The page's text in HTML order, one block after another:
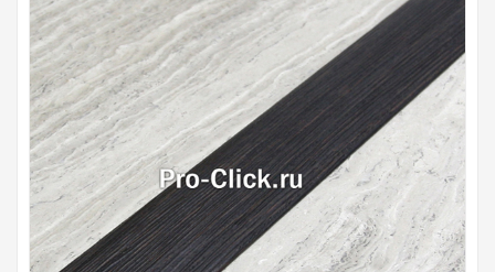
Плинтуса
Профили для стекла и SPC
Обводы для труб
Алюминиевые профили
Крепёж и крепления
Садовая мебель